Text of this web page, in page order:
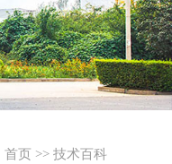
首页 >> 技术百科